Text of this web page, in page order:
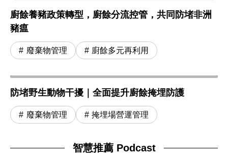
廚餘養豬政策轉型，廚餘分流控管，共同防堵非洲
豬瘟
廢棄物管理 廚餘多元再利用
防堵野生動物干擾｜全面提升廚餘掩埋防護
廢棄物管理 掩埋場營運管理
智慧推薦 Podcast